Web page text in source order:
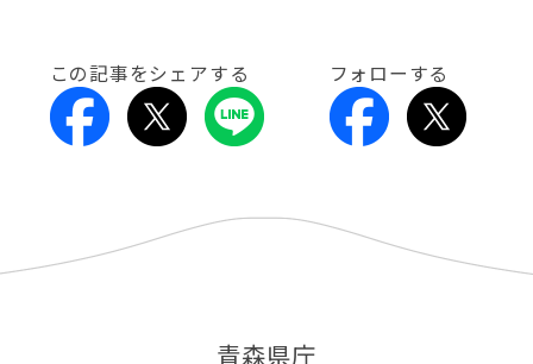
この記事をシェアする フォローする
青森県庁